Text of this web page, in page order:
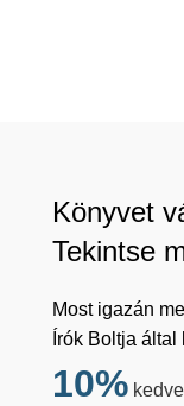
Könyvet
Tekintse
Most igazán
Írók Boltja
10%